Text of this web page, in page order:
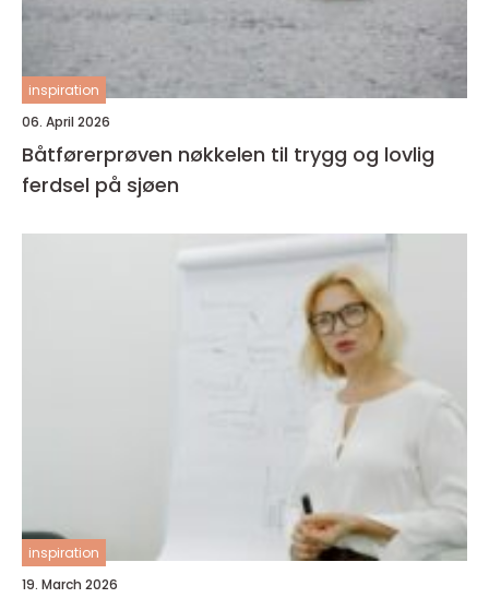
inspiration
06. April 2026
Båtførerprøven nøkkelen til trygg og lovlig
ferdsel på sjøen
inspiration
19. March 2026